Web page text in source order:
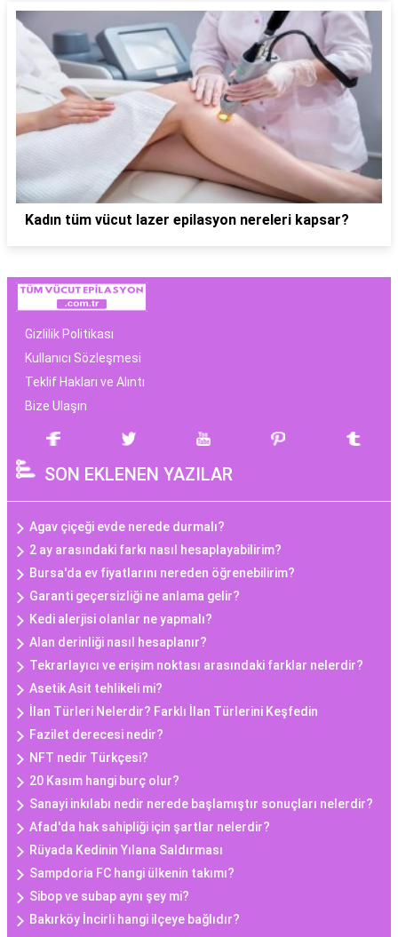
Kadın tüm vücut lazer epilasyon nereleri kapsar?
Gizlilik Politikası
Kullanıcı Sözleşmesi
Teklif Hakları ve Alıntı
Bize Ulaşın
SON EKLENEN YAZILAR
Agav çiçeği evde nerede durmalı?
2 ay arasındaki farkı nasıl hesaplayabilirim?
Bursa'da ev fiyatlarını nereden öğrenebilirim?
Garanti geçersizliği ne anlama gelir?
Kedi alerjisi olanlar ne yapmalı?
Alan derinliği nasıl hesaplanır?
Tekrarlayıcı ve erişim noktası arasındaki farklar nelerdir?
Asetik Asit tehlikeli mi?
İlan Türleri Nelerdir? Farklı İlan Türlerini Keşfedin
Fazilet derecesi nedir?
NFT nedir Türkçesi?
20 Kasım hangi burç olur?
Sanayi inkılabı nedir nerede başlamıştır sonuçları nelerdir?
Afad'da hak sahipliği için şartlar nelerdir?
Rüyada Kedinin Yılana Saldırması
Sampdoria FC hangi ülkenin takımı?
Sibop ve subap aynı şey mi?
Bakırköy İncirli hangi ilçeye bağlıdır?